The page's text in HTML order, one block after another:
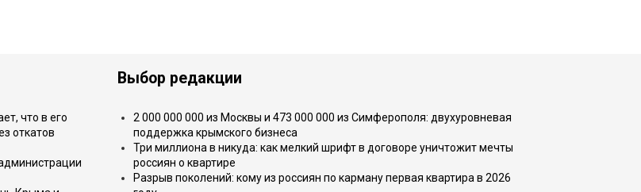
что в его
откатов
Выбор редакции
2 000 000 000 из Москвы и 473 000 000 из Симферополя: двухуровневая
поддержка крымского бизнеса
Три миллиона в никуда: как мелкий шрифт в договоре уничтожит мечты
россиян о квартире
Разрыв поколений: кому из россиян по карману первая квартира в 2026